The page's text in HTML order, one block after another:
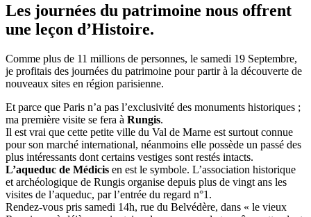
Les journées du patrimoine nous offrent
une leçon d’Histoire.
Comme plus de 11 millions de personnes, le samedi 19 Septembre,
je profitais des journées du patrimoine pour partir à la découverte de
nouveaux sites en région parisienne.
Et parce que Paris n’a pas l’exclusivité des monuments historiques ;
ma première visite se fera à Rungis.
Il est vrai que cette petite ville du Val de Marne est surtout connue
pour son marché international, néanmoins elle possède un passé des
plus intéressants dont certains vestiges sont restés intacts.
L’aqueduc de Médicis en est le symbole. L’association historique
et archéologique de Rungis organise depuis plus de vingt ans les
visites de l’aqueduc, par l’entrée du regard n°1.
Rendez-vous pris samedi 14h, rue du Belvédère, dans « le vieux